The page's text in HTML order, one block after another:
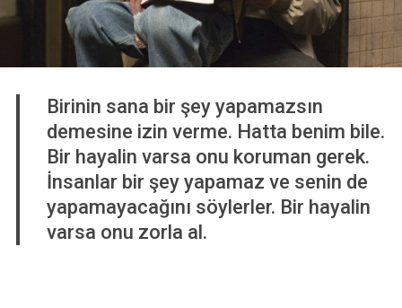
Birinin sana bir şey yapamazsın
demesine izin verme. Hatta benim bile.
Bir hayalin varsa onu koruman gerek.
İnsanlar bir şey yapamaz ve senin de
yapamayacağını söylerler. Bir hayalin
varsa onu zorla al.